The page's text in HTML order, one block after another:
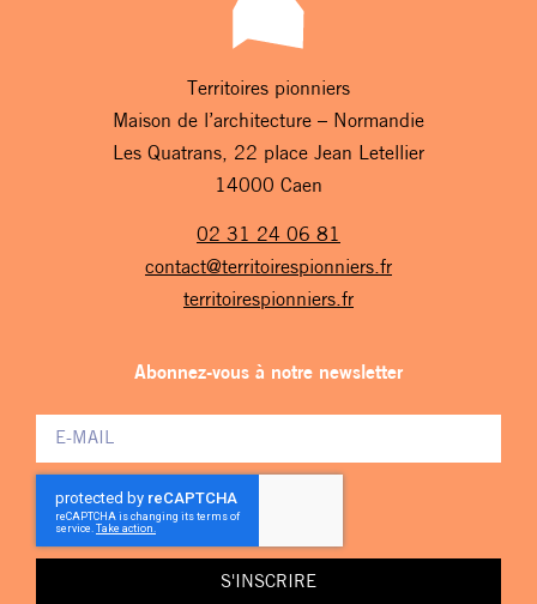
Territoires pionniers
Maison de l’architecture – Normandie
Les Quatrans, 22 place Jean Letellier
14000 Caen
02 31 24 06 81
contact@territoirespionniers.fr
territoirespionniers.fr
Abonnez-vous à notre newsletter
S'INSCRIRE